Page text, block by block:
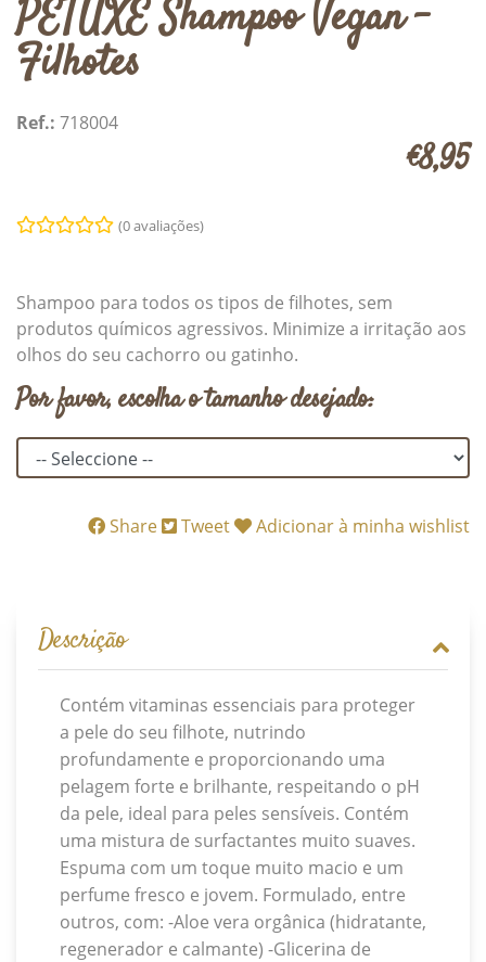
PETUXE Shampoo Vegan -
Filhotes
Ref.: 718004
€8,95
(0 avaliações)
Shampoo para todos os tipos de filhotes, sem
produtos químicos agressivos. Minimize a irritação aos
olhos do seu cachorro ou gatinho.
Por favor, escolha o tamanho desejado:
Share Tweet Adicionar à minha wishlist
Descrição
Contém vitaminas essenciais para proteger
a pele do seu filhote, nutrindo
profundamente e proporcionando uma
pelagem forte e brilhante, respeitando o pH
da pele, ideal para peles sensíveis. Contém
uma mistura de surfactantes muito suaves.
Espuma com um toque muito macio e um
perfume fresco e jovem. Formulado, entre
outros, com: -Aloe vera orgânica (hidratante,
regenerador e calmante) -Glicerina de